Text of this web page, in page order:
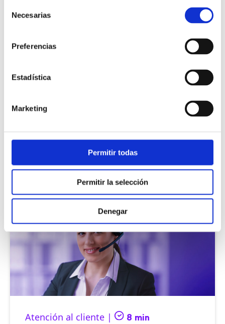
Necesarias
Preferencias
Estadística
Marketing
Permitir todas
Permitir la selección
Denegar
Atención al cliente | 8 min